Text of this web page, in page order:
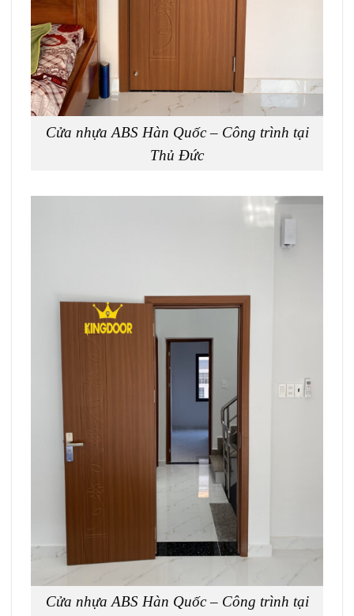
Cửa nhựa ABS Hàn Quốc – Công trình tại
Thủ Đức
Cửa nhựa ABS Hàn Quốc – Công trình tại